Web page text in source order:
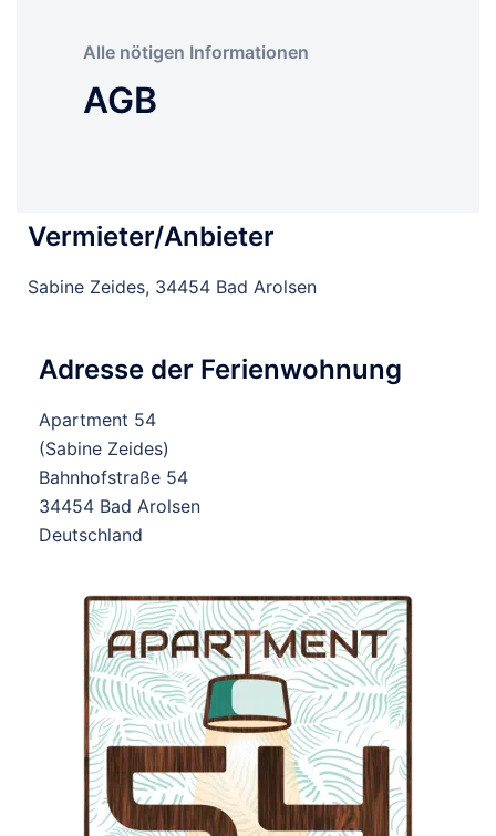
Alle nötigen Informationen
AGB
Vermieter/Anbieter
Sabine Zeides, 34454 Bad Arolsen
Adresse der Ferienwohnung
Apartment 54
(Sabine Zeides)
Bahnhofstraße 54
34454 Bad Arolsen
Deutschland